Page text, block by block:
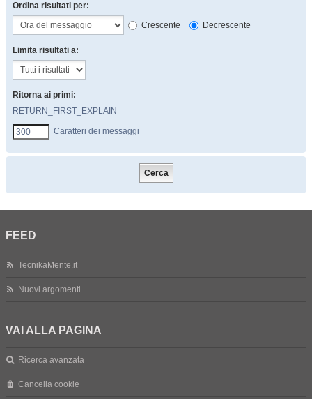
Ordina risultati per:
Crescente
Decrescente
Limita risultati a:
Ritorna ai primi:
RETURN_FIRST_EXPLAIN
Caratteri dei messaggi
FEED
TecnikaMente.it
Nuovi argomenti
VAI ALLA PAGINA
Ricerca avanzata
Cancella cookie